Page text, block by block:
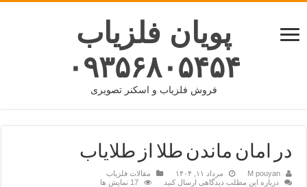
پویان فلزیاب
۰۹۳۵۶۸۰۵۴۵۴
فروش فلزیاب و اسکنر تصویری
در امان ماندن طلا از طلایاب
M pouyan مرداد ۱۱, ۱۴۰۴
مقالات فلزیاب
درباره این مطلب دیدگاهی ارسال کنید
17 نمایش ها